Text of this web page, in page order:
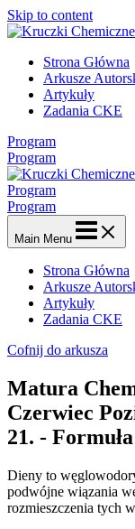
Skip to content
Strona Główna
Arkusze
Artykuły
Zadania CKE
Program
Program
Program
Program
Main Menu
Strona Główna
Arkusze
Artykuły
Zadania CKE
Cofnij do arkusza
Matura
Czerwiec
21. -
Dieny to
podwójne wiązania
rozmieszczenia tych